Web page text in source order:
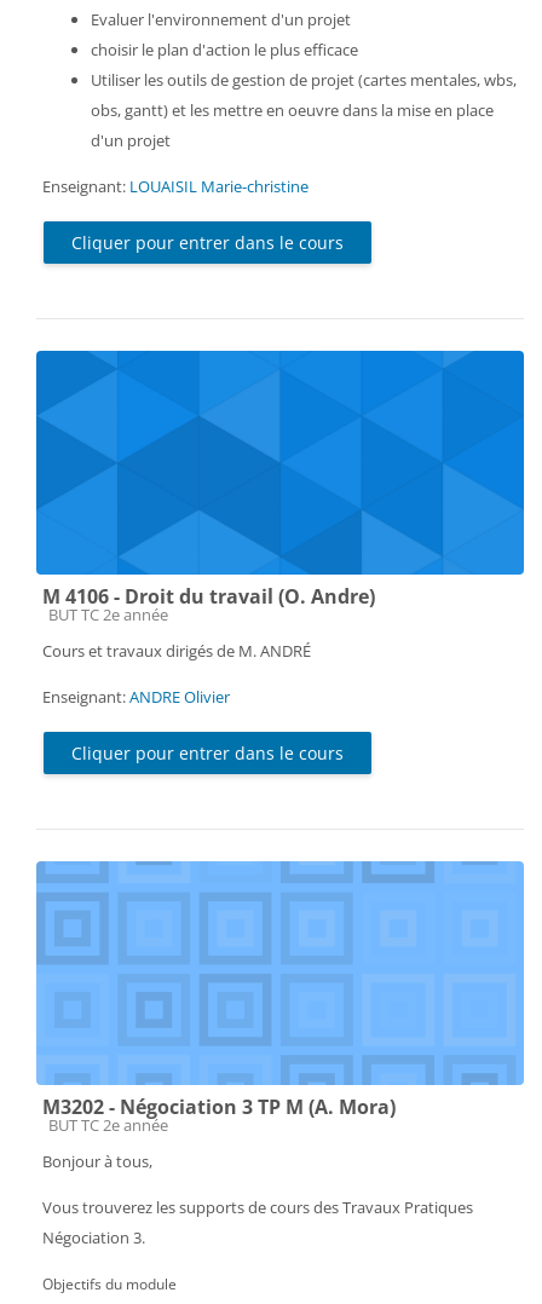
Evaluer l'environnement d'un projet
choisir le plan d'action le plus efficace
Utiliser les outils de gestion de projet (cartes mentales, wbs,
obs, gantt) et les mettre en oeuvre dans la mise en place
d'un projet
Enseignant: LOUAISIL Marie-christine
Cliquer pour entrer dans le cours
M 4106 - Droit du travail (O. Andre)
Catégorie de cours
BUT TC 2e année
Cours et travaux dirigés de M. ANDRÉ
Enseignant:ANDRE Olivier
Cliquer pour entrer dans le cours
M3202 - Négociation 3 TP M (A. Mora)
Catégorie de cours
BUT TC 2e année
Bonjour à tous,
Vous trouverez les supports de cours des Travaux Pratiques
Négociation 3.
Objectifs du module